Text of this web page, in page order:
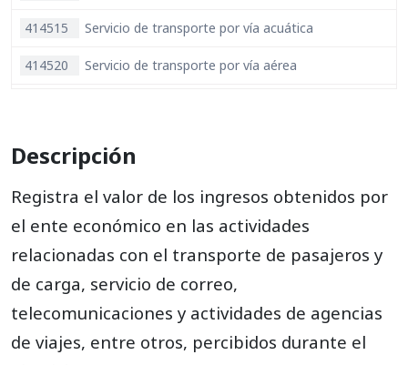
414515 Servicio de transporte por vía acuática
414520 Servicio de transporte por vía aérea
414545 Agencias de viaje
414550 Otras agencias de transporte
Servicio postal y de correo
Descripción
Registra el valor de los ingresos obtenidos por
el ente económico en las actividades
relacionadas con el transporte de pasajeros y
de carga, servicio de correo,
telecomunicaciones y actividades de agencias
de viajes, entre otros, percibidos durante el